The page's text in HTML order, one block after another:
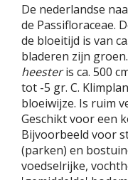
De nederlandse
de Passifloraceae.
de bloeitijd is van
bladeren zijn
heesteris ca. 500
tot -5 gr. C.
bloeiwijze. Is ruim
Geschikt voor een
Bijvoorbeeld voor
(parken) en
voedselrijke,